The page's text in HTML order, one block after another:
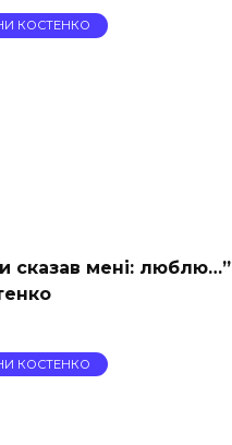
КОСТЕНКО
сказав мені: люблю…”
КОСТЕНКО